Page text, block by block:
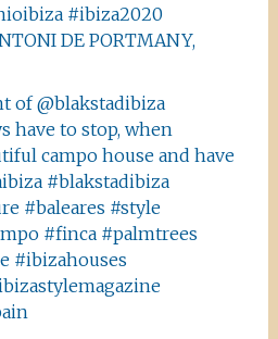
#ibiza2020
DE PORTMANY,
of @blakstadibiza
have to stop, when
campo house and have
#blakstadibiza
#baleares #style
#finca #palmtrees
#ibizahouses